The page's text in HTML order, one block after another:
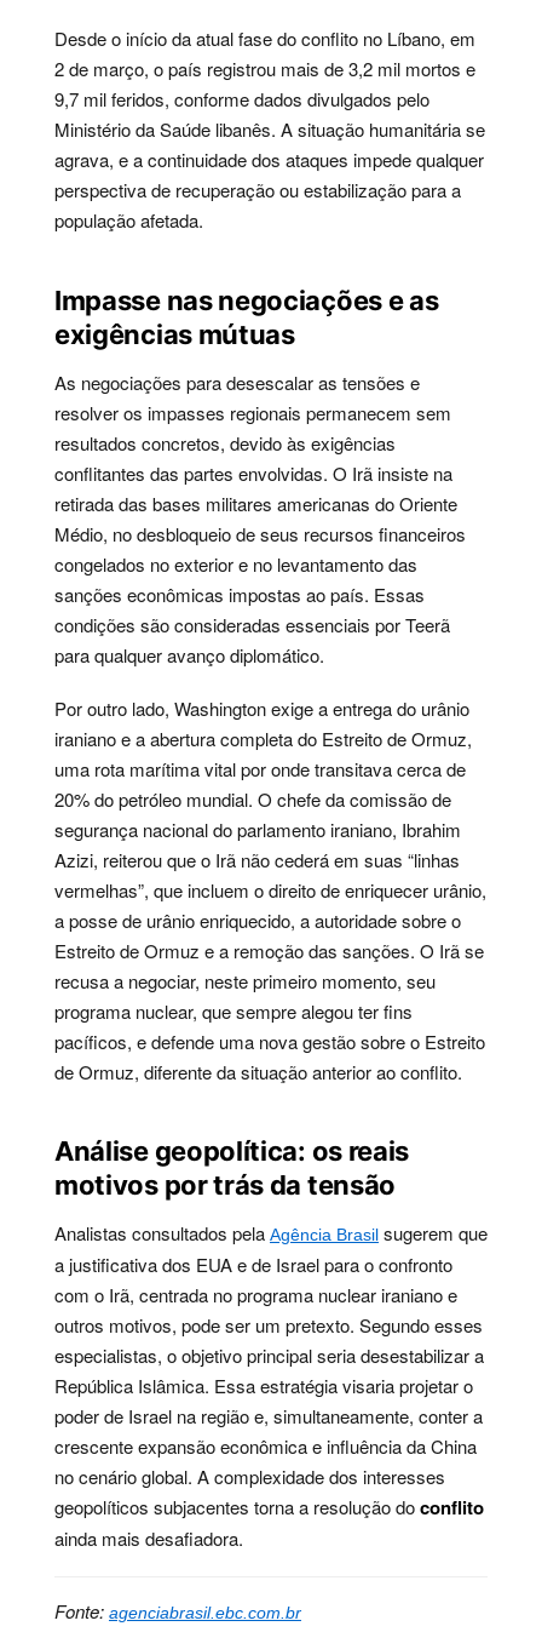
Desde o início da atual fase do conflito no Líbano, em
2 de março, o país registrou mais de 3,2 mil mortos e
9,7 mil feridos, conforme dados divulgados pelo
Ministério da Saúde libanês. A situação humanitária se
agrava, e a continuidade dos ataques impede qualquer
perspectiva de recuperação ou estabilização para a
população afetada.
Impasse nas negociações e as
exigências mútuas
As negociações para desescalar as tensões e
resolver os impasses regionais permanecem sem
resultados concretos, devido às exigências
conflitantes das partes envolvidas. O Irã insiste na
retirada das bases militares americanas do Oriente
Médio, no desbloqueio de seus recursos financeiros
congelados no exterior e no levantamento das
sanções econômicas impostas ao país. Essas
condições são consideradas essenciais por Teerã
para qualquer avanço diplomático.
Por outro lado, Washington exige a entrega do urânio
iraniano e a abertura completa do Estreito de Ormuz,
uma rota marítima vital por onde transitava cerca de
20% do petróleo mundial. O chefe da comissão de
segurança nacional do parlamento iraniano, Ibrahim
Azizi, reiterou que o Irã não cederá em suas “linhas
vermelhas”, que incluem o direito de enriquecer urânio,
a posse de urânio enriquecido, a autoridade sobre o
Estreito de Ormuz e a remoção das sanções. O Irã se
recusa a negociar, neste primeiro momento, seu
programa nuclear, que sempre alegou ter fins
pacíficos, e defende uma nova gestão sobre o Estreito
de Ormuz, diferente da situação anterior ao conflito.
Análise geopolítica: os reais
motivos por trás da tensão
Analistas consultados pela Agência Brasil sugerem que
a justificativa dos EUA e de Israel para o confronto
com o Irã, centrada no programa nuclear iraniano e
outros motivos, pode ser um pretexto. Segundo esses
especialistas, o objetivo principal seria desestabilizar a
República Islâmica. Essa estratégia visaria projetar o
poder de Israel na região e, simultaneamente, conter a
crescente expansão econômica e influência da China
no cenário global. A complexidade dos interesses
geopolíticos subjacentes torna a resolução doconflito
ainda mais desafiadora.
Fonte: agenciabrasil.ebc.com.br